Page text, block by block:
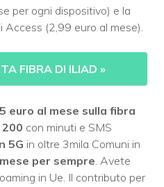
per ogni dispositivo) e la
(2,99 euro al mese).
FIBRA DI ILIAD »
euro al mese sulla fibra
200 con minuti e SMS
5G in oltre 3mila Comuni in
per sempre . Avete
in Ue. Il contributo per